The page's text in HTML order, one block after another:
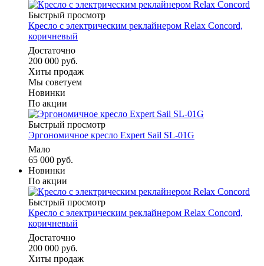
Быстрый просмотр
Кресло с электрическим реклайнером Relax Concord,
коричневый
Достаточно
200 000 руб.
Хиты продаж
Мы советуем
Новинки
По акции
Быстрый просмотр
Эргономичное кресло Expert Sail SL-01G
Мало
65 000 руб.
Новинки
По акции
Быстрый просмотр
Кресло с электрическим реклайнером Relax Concord,
коричневый
Достаточно
200 000 руб.
Хиты продаж